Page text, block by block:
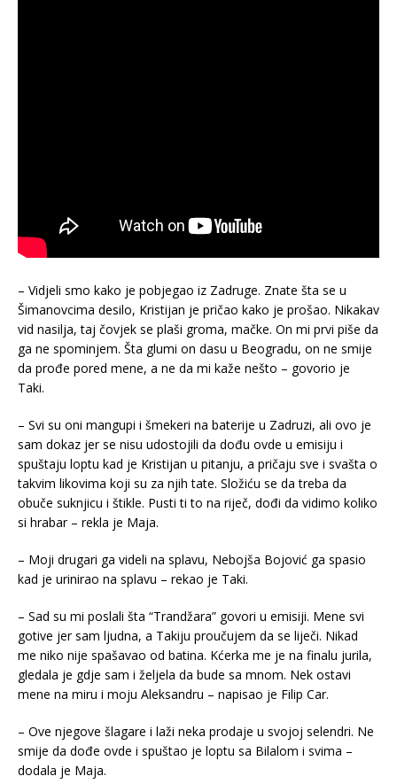
– Vidjeli smo kako je pobjegao iz Zadruge. Znate šta se u
Šimanovcima desilo, Kristijan je pričao kako je prošao. Nikakav
vid nasilja, taj čovjek se plaši groma, mačke. On mi prvi piše da
ga ne spominjem. Šta glumi on dasu u Beogradu, on ne smije
da prođe pored mene, a ne da mi kaže nešto – govorio je
Taki.
– Svi su oni mangupi i šmekeri na baterije u Zadruzi, ali ovo je
sam dokaz jer se nisu udostojili da dođu ovde u emisiju i
spuštaju loptu kad je Kristijan u pitanju, a pričaju sve i svašta o
takvim likovima koji su za njih tate. Složiću se da treba da
obuče suknjicu i štikle. Pusti ti to na riječ, dođi da vidimo koliko
si hrabar – rekla je Maja.
– Moji drugari ga videli na splavu, Nebojša Bojović ga spasio
kad je urinirao na splavu – rekao je Taki.
– Sad su mi poslali šta “Trandžara” govori u emisiji. Mene svi
gotive jer sam ljudna, a Takiju proučujem da se liječi. Nikad
me niko nije spašavao od batina. Kćerka me je na finalu jurila,
gledala je gdje sam i željela da bude sa mnom. Nek ostavi
mene na miru i moju Aleksandru – napisao je Filip Car.
– Ove njegove šlagare i laži neka prodaje u svojoj selendri. Ne
smije da dođe ovde i spuštao je loptu sa Bilalom i svima –
dodala je Maja.